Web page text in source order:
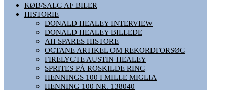
KØB/SALG AF BILER
HISTORIE
DONALD HEALEY INTERVIEW
DONALD HEALEY BILLEDE
AH SPARES HISTORE
OCTANE ARTIKEL OM REKORDFORSØG
FIRELYGTE AUSTIN HEALEY
SPRITES PÅ ROSKILDE RING
HENNINGS 100 I MILLE MIGLIA
HENNING 100 NR. 138040